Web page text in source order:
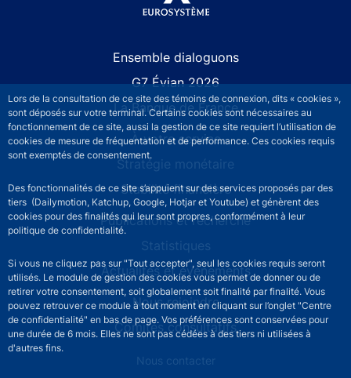
Lors de la consultation de ce site des témoins de connexion, dits « cookies »,
sont déposés sur votre terminal. Certains cookies sont nécessaires au
fonctionnement de ce site, aussi la gestion de ce site requiert l’utilisation de
cookies de mesure de fréquentation et de performance. Ces cookies requis
sont exemptés de consentement.
Des fonctionnalités de ce site s’appuient sur des services proposés par des
tiers (Dailymotion, Katchup, Google, Hotjar et Youtube) et génèrent des
cookies pour des finalités qui leur sont propres, conformément à leur
politique de confidentialité.
Si vous ne cliquez pas sur "Tout accepter", seul les cookies requis seront
utilisés. Le module de gestion des cookies vous permet de donner ou de
retirer votre consentement, soit globalement soit finalité par finalité. Vous
pouvez retrouver ce module à tout moment en cliquant sur l’onglet "Centre
de confidentialité" en bas de page. Vos préférences sont conservées pour
une durée de 6 mois. Elles ne sont pas cédées à des tiers ni utilisées à
d'autres fins.
Ensemble dialoguons
G7 Évian 2026
La Banque de France
À votre service
Stratégie monétaire
Stabilité financière
Publications et recherche
Statistiques
Actualités et événements
Nous rejoindre
Comités consultatifs
Footer secondary menuNous contacter